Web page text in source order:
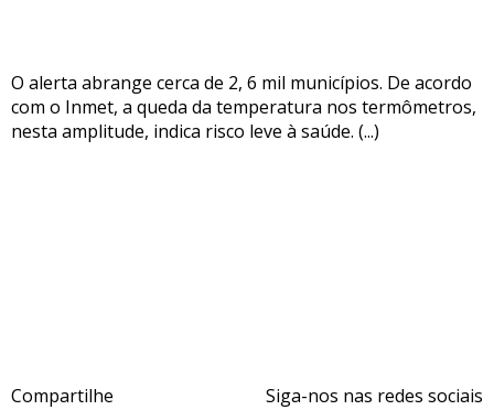
O alerta abrange cerca de 2, 6 mil municípios. De acordo
com o Inmet, a queda da temperatura nos termômetros,
nesta amplitude, indica risco leve à saúde. (...)
Compartilhe Siga-nos nas redes sociais